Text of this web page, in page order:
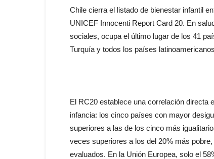
Chile cierra el listado de bienestar infantil
UNICEF Innocenti Report Card 20. En
sociales, ocupa el último lugar de los 41
Turquía y todos los países
El RC20 establece una correlación directa
infancia: los cinco países con mayor
superiores a las de los cinco más
veces superiores a los del 20% más
evaluados. En la Unión Europea, solo el